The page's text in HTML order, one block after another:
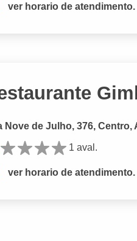
ver horario de atendimento.
Nove de Julho, 376, Centro,
1 aval.
ver horario de atendimento.